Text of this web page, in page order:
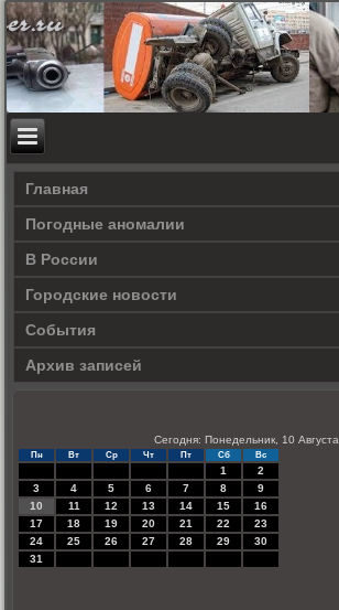
Главная
Погодные аномалии
В России
Городские новости
События
Архив записей
Сегодня: Понедельник, 10 Августа
Пн Вт Ср Чт Пт Сб Вс
1
2
3
4 5 6 7 8
9
10
11 12 13 14 15
16
17
18 19 20 21 22
23
24
25 26 27 28 29
30
31